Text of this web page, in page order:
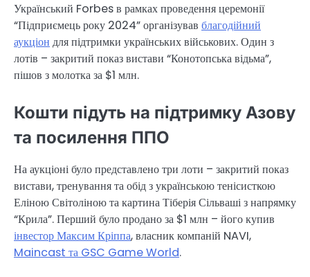
Український Forbes в рамках проведення церемонії
“Підприємець року 2024” організував благодійний
аукціон для підтримки українських військових. Один з
лотів – закритий показ вистави “Конотопська відьма”,
пішов з молотка за $1 млн.
Кошти підуть на підтримку Азову
та посилення ППО
На аукціоні було представлено три лоти – закритий показ
вистави, тренування та обід з українською тенісисткою
Еліною Світоліною та картина Тіберія Сільваші з напрямку
“Крила”. Перший було продано за $1 млн – його купив
інвестор Максим Кріппа, власник компаній NAVI,
Maincast та GSC Game World.